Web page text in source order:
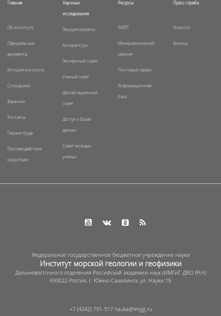
Главная
Об институте
Официальные
документы
История института
Сотрудники
Вакансии
Контакты
Охрана труда
Противодействие
коррупции
Научные
исследования
Текущие проекты
Аспирантура
Экспертный совет
Ученый совет
Диссертационный
совет
Доступ к базам
данных
Совет молодых
ученых
Ресурсы
SVERT
Минералогический
кабинет
Почтовый сервис
Информационная
база
Пресс-служба
Новости
Анонсы
Федеральное государственное бюджетное учреждение науки
Институт морской геологии и геофизики
Дальневосточного отделения Российской академии наук (ИМГиГ ДВО РАН)
693022 Россия, г. Южно-Сахалинск, ул. Науки 1Б
+7 (4242) 791-517